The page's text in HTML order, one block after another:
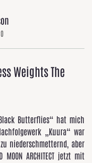
Weights The
Butterflies“ hat mich
„Kuura“ war
niederschmetternd, aber
ARCHITECT jetzt mit